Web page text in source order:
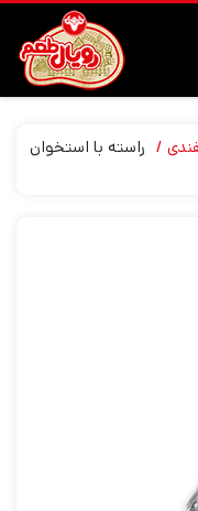
راسته با استخوان